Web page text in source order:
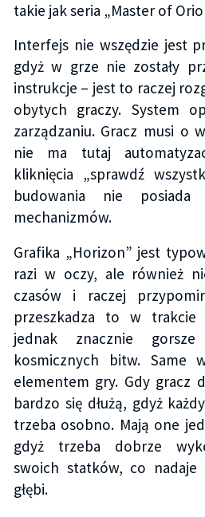
takie jak seria „Master of
Interfejs nie wszędzie jest
gdyż w grze nie zostały
instrukcje – jest to raczej
obytych graczy. System
zarządzaniu. Gracz musi o
nie ma tutaj
kliknięcia „sprawdź
budowania nie posiada
mechanizmów.
Grafika „Horizon” jest
razi w oczy, ale również
czasów i raczej
przeszkadza to w trakcie
jednak znacznie gorsze
kosmicznych bitw. Same
elementem gry. Gdy gracz
bardzo się dłużą, gdyż
trzeba osobno. Mają one
gdyż trzeba dobrze
swoich statków, co nadaje
głębi.